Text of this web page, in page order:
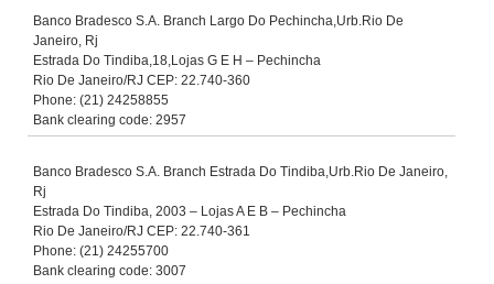
Banco Bradesco S.A. Branch Largo Do Pechincha,Urb.Rio De
Janeiro, Rj
Estrada Do Tindiba,18,Lojas G E H – Pechincha
Rio De Janeiro/RJ CEP: 22.740-360
Phone: (21) 24258855
Bank clearing code: 2957
Banco Bradesco S.A. Branch Estrada Do Tindiba,Urb.Rio De Janeiro,
Rj
Estrada Do Tindiba, 2003 – Lojas A E B – Pechincha
Rio De Janeiro/RJ CEP: 22.740-361
Phone: (21) 24255700
Bank clearing code: 3007